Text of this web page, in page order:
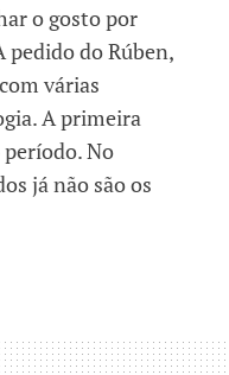
o gosto por
pedido do Rúben,
várias
A primeira
No
já não são os